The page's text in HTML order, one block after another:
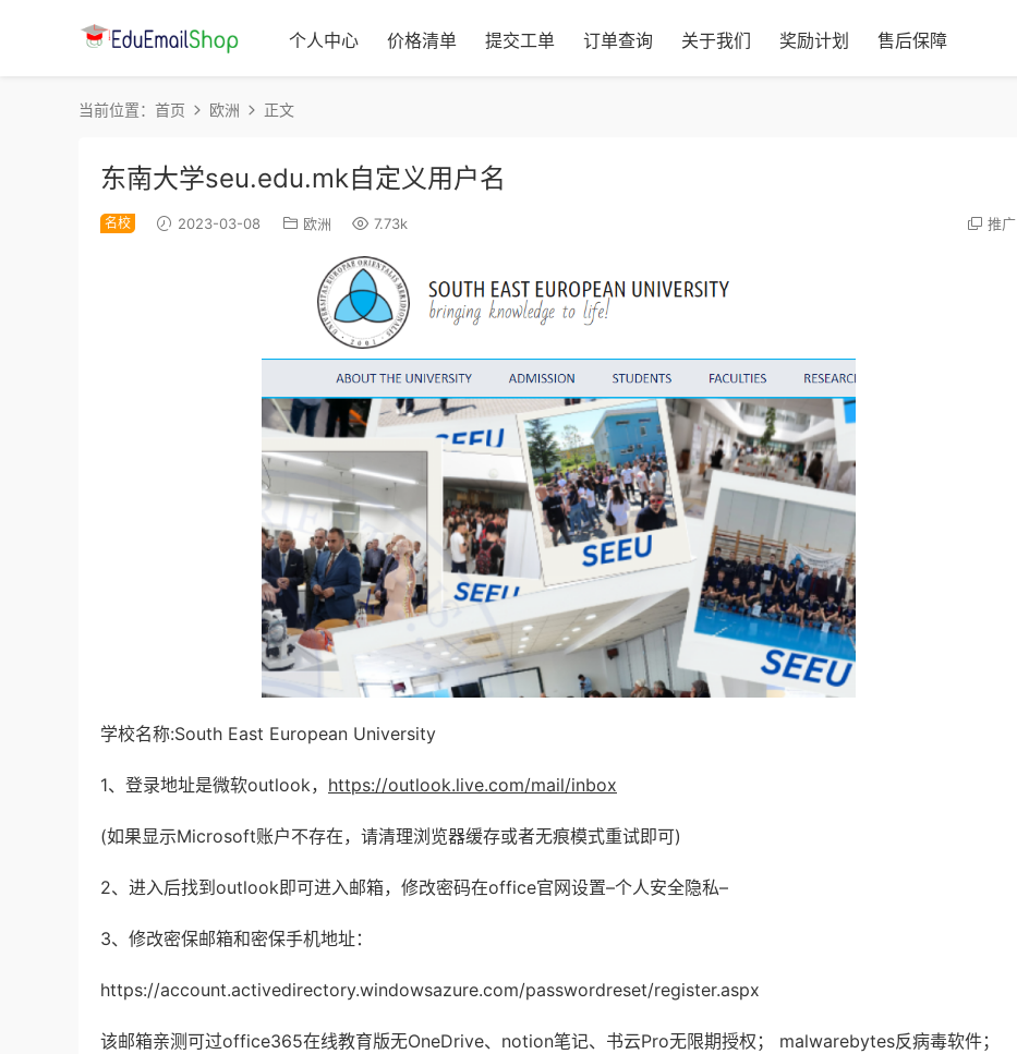
个人中心 价格清单 提交工单 订单查询 关于我们 奖励计划 售后保障
当前位置： 首页 欧洲 正文
东南大学seu.edu.mk自定义用户名
名校 2023-03-08 欧洲 7.73k 推广
学校名称:South East European University
1、登录地址是微软outlook， https://outlook.live.com/mail/inbox
(如果显示Microsoft账户不存在，请清理浏览器缓存或者无痕模式重试即可)
2、进入后找到outlook即可进入邮箱，修改密码在office官网设置–个人安全隐私–
3、修改密保邮箱和密保手机地址：
https://account.activedirectory.windowsazure.com/passwordreset/register.aspx
该邮箱亲测可过office365在线教育版无OneDrive、notion笔记、书云Pro无限期授权； malwarebytes反病毒软件；